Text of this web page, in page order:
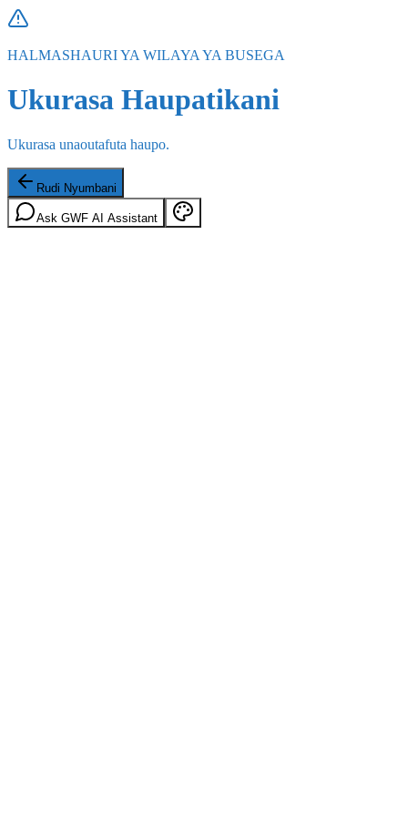
HALMASHAURI YA WILAYA YA BUSEGA
Ukurasa Haupatikani
Ukurasa unaoutafuta haupo.
Rudi Nyumbani
Ask GWF AI Assistant